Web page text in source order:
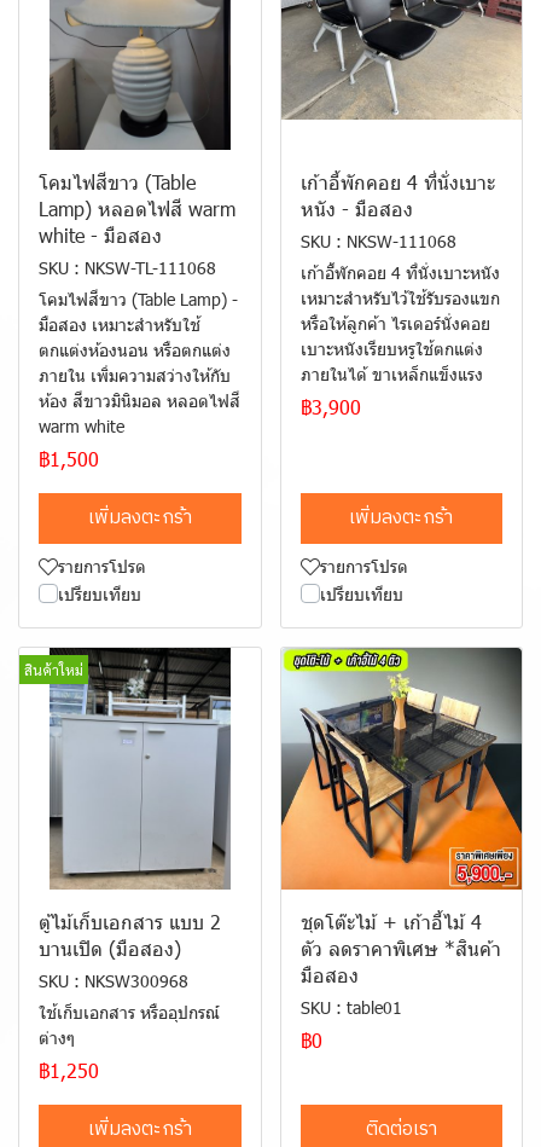
โคมไฟสีขาว (Table
Lamp) หลอดไฟสี warm
white - มือสอง
SKU : NKSW-TL-111068
โคมไฟสีขาว (Table Lamp) -
มือสอง เหมาะสำหรับใช้
ตกแต่งห้องนอน หรือตกแต่ง
ภายใน เพิ่มความสว่างให้กับ
ห้อง สีขาวมินิมอล หลอดไฟสี
warm white
฿1,500
เพิ่มลงตะกร้า
รายการโปรด
เปรียบเทียบ
เก้าอี้พักคอย 4 ที่นั่งเบาะ
หนัง - มือสอง
SKU : NKSW-111068
เก้าอี้พักคอย 4 ที่นั่งเบาะหนัง
เหมาะสำหรับไว้ใช้รับรองแขก
หรือให้ลูกค้า ไรเดอร์นั่งคอย
เบาะหนังเรียบหรูใช้ตกแต่ง
ภายในได้ ขาเหล็กแข็งแรง
฿3,900
เพิ่มลงตะกร้า
รายการโปรด
เปรียบเทียบ
สินค้าใหม่
ตู้ไม้เก็บเอกสาร แบบ 2
บานเปิด (มือสอง)
SKU : NKSW300968
ใช้เก็บเอกสาร หรืออุปกรณ์
ต่างๆ
฿1,250
เพิ่มลงตะกร้า
ชุดโต๊ะไม้ + เก้าอี้ไม้ 4
ตัว ลดราคาพิเศษ *สินค้า
มือสอง
SKU : table01
฿0
ติดต่อเรา